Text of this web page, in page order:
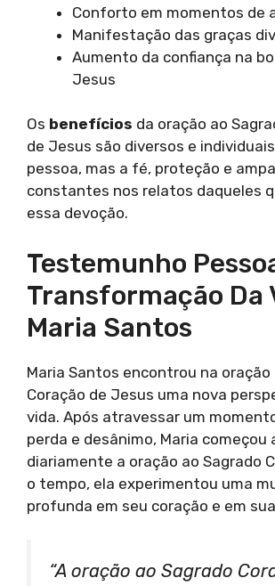
Conforto em momentos de
Manifestação das graças
Aumento da confiança na
Jesus
Os benefícios da oração ao
de Jesus são diversos e
pessoa, mas a fé, proteção e
constantes nos relatos daqueles
essa devoção.
Testemunho
Transformação Da
Maria Santos
Maria Santos encontrou na oração
Coração de Jesus uma nova
vida. Após atravessar um
perda e desânimo, Maria começou
diariamente a oração ao Sagrado
o tempo, ela experimentou uma
profunda em seu coração e em
“A oração ao Sagrado